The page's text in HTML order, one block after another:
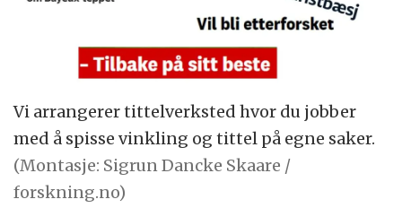
Vi arrangerer tittelverksted hvor du jobber
med å spisse vinkling og tittel på egne saker.
(Montasje: Sigrun Dancke Skaare /
forskning.no)